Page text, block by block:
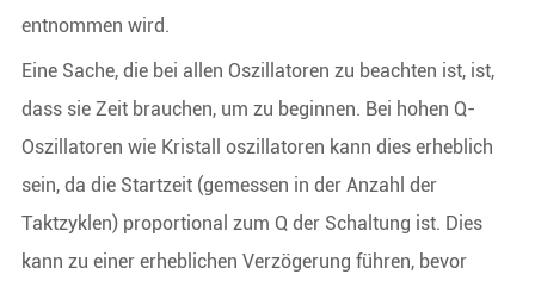
entnommen wird.
Eine Sache, die bei allen Oszillatoren zu beachten ist, ist,
dass sie Zeit brauchen, um zu beginnen. Bei hohen Q-
Oszillatoren wie Kristall oszillatoren kann dies erheblich
sein, da die Startzeit (gemessen in der Anzahl der
Taktzyklen) proportional zum Q der Schaltung ist. Dies
kann zu einer erheblichen Verzögerung führen, bevor